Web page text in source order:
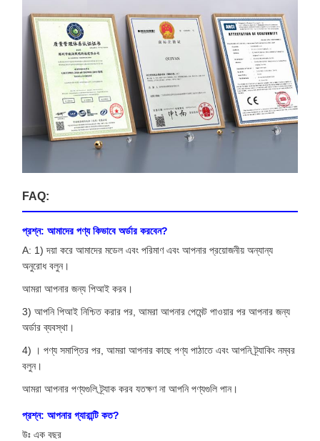
FAQ:
প্রশ্ন: আমাদের পণ্য কিভাবে অর্ডার করবেন?
A: 1) দয়া করে আমাদের মডেল এবং পরিমাণ এবং আপনার প্রয়োজনীয় অন্যান্য
অনুরোধ বলুন।
আমরা আপনার জন্য পিআই করব।
3) আপনি পিআই নিশ্চিত করার পর, আমরা আপনার পেমেন্ট পাওয়ার পর আপনার জন্য
অর্ডার ব্যবস্থা।
4) । পণ্য সমাপ্তির পর, আমরা আপনার কাছে পণ্য পাঠাতে এবং আপনি ট্র্যাকিং নম্বর
বলুন।
আমরা আপনার পণ্যগুলি ট্র্যাক করব যতক্ষণ না আপনি পণ্যগুলি পান।
প্রশ্ন: আপনার গ্যারান্টি কত?
উঃ এক বছর